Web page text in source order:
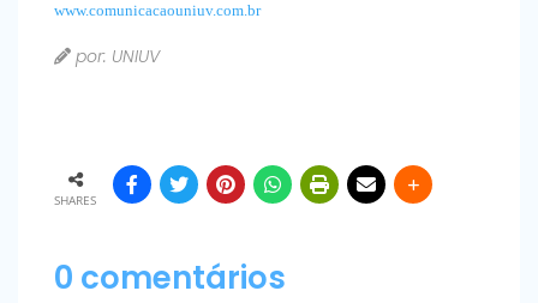
www.comunicacaouniuv.com.br
por: UNIUV
SHARES
0 comentários